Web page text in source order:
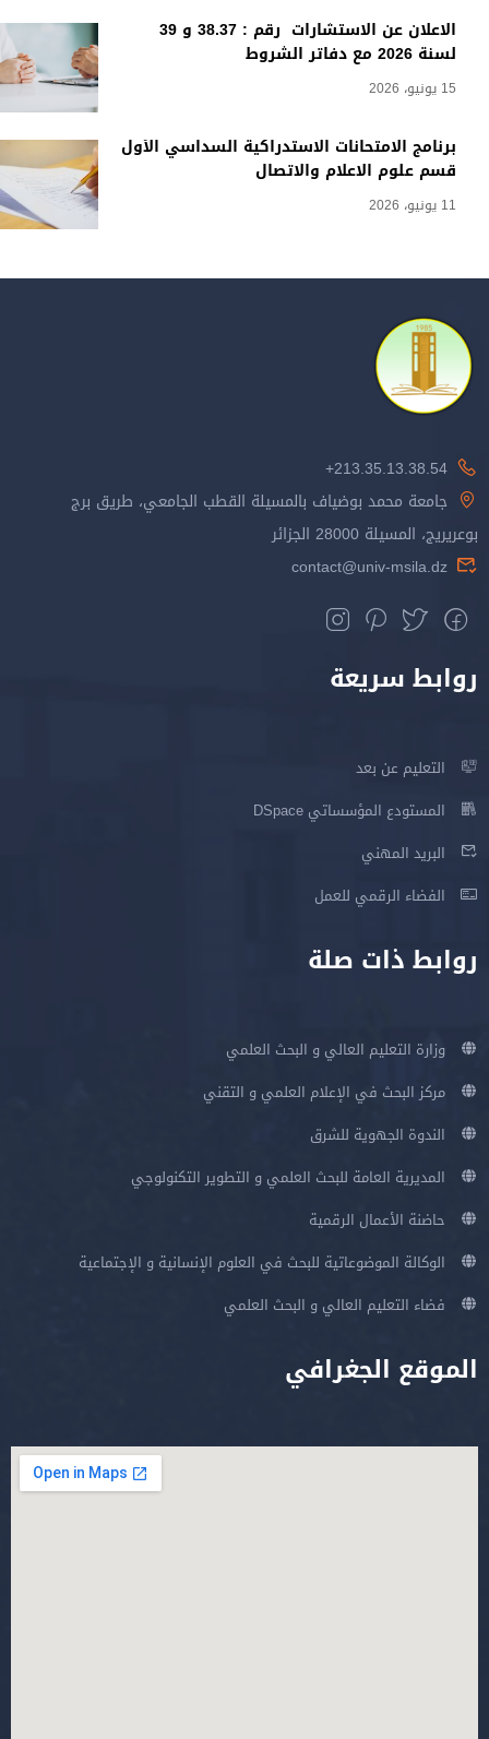
الاعلان عن الاستشارات رقم : 38.37 و 39
لسنة 2026 مع دفاتر الشروط
15 يونيو، 2026
برنامج الامتحانات الاستدراكية السداسي الأول
قسم علوم الاعلام والاتصال
11 يونيو، 2026
213.35.13.38.54+
جامعة محمد بوضياف بالمسيلة القطب الجامعي، طريق برج
بوعريريج، المسيلة 28000 الجزائر
contact@univ-msila.dz
روابط سريعة
التعليم عن بعد
المستودع المؤسساتي DSpace
البريد المهني
الفضاء الرقمي للعمل
روابط ذات صلة
وزارة التعليم العالي و البحث العلمي
مركز البحث في الإعلام العلمي و التقني
الندوة الجهوية للشرق
المديرية العامة للبحث العلمي و التطوير التكنولوجي
حاضنة الأعمال الرقمية
الوكالة الموضوعاتية للبحث في العلوم الإنسانية و الإجتماعية
فضاء التعليم العالي و البحث العلمي
الموقع الجغرافي